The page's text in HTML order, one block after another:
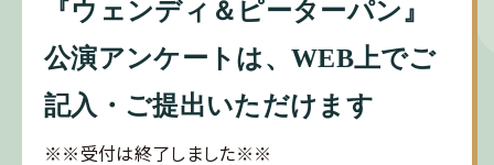
『ウェンディ＆ピーターパン』
公演アンケートは、WEB上でご
記入・ご提出いただけます
※※受付は終了しました※※